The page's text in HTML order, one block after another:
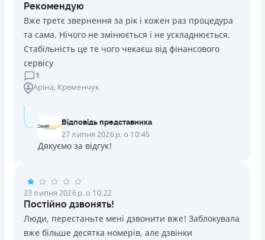
Рекомендую
Вже третє звернення за рік і кожен раз процедура
та сама. Нічого не змінюється і не ускладнюється.
Стабільність це те чого чекаєш від фінансового
сервісу
1
Аріна, Кременчук
Відповідь представника
27 липня 2026 р. о 10:45
Дякуємо за відгук!
23 липня 2026 р. о 10:22
Постійно дзвонять!
Люди, перестаньте мені дзвонити вже! Заблокувала
вже більше десятка номерів, але дзвінки